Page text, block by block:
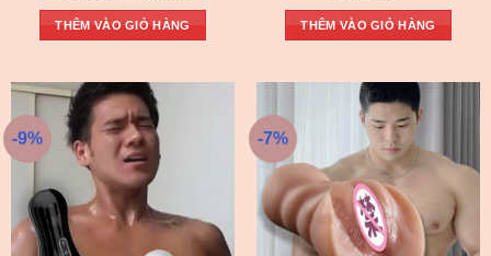
là:
750,000₫.
THÊM VÀO GIỎ HÀNG THÊM VÀO GIỎ HÀNG
-9% -7%